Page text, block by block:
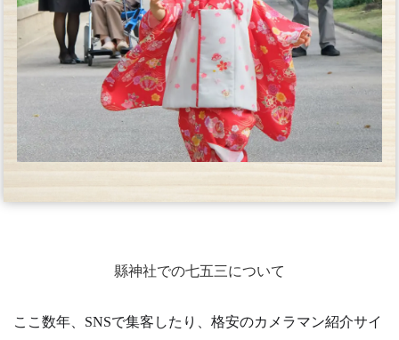
縣神社での七五三について
ここ数年、SNSで集客したり、格安のカメラマン紹介サイ